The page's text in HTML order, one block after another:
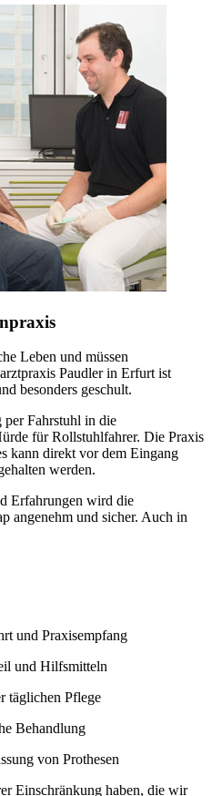
Leben und müssen
Paudler in Erfurt ist
besonders geschult.
Fahrstuhl in die
für Rollstuhlfahrer. Die Praxis
kann direkt vor dem Eingang
werden.
Erfahrungen wird die
angenehm und sicher. Auch in
und Praxisempfang
und Hilfsmitteln
täglichen Pflege
Behandlung
von Prothesen
Einschränkung haben, die wir